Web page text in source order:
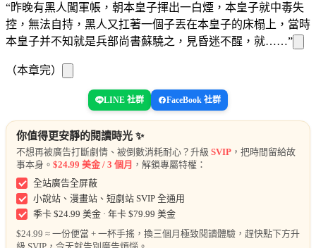
“昨晚有黑人闖軍帳，朝本皇子揮出一白煙，本皇子就中毒失
控，無法自持，黑人又扛著一個子丟在本皇子的床榻上，當時
本皇子并不知就是兵部尚書蘇驍之 ，見昏迷不醒，就……”
（本章完）
LINE 社群 FaceBook 社群
你值得更安靜的閱讀時光 ✨
不想再被廣告打斷劇情、被倒數消耗耐心？升級 SVIP ，把時間留給故
事本身。 $24.99 美金 / 3 個月 ，解鎖專屬特權：
全站廣告全屏蔽
小說站、漫畫站、短劇站 SVIP 全通用
季卡 $24.99 美金 · 年卡 $79.99 美金
$24.99 ≈ 一份便當 + 一杯手搖，換三個月極致閱讀體驗，趕快點下方升